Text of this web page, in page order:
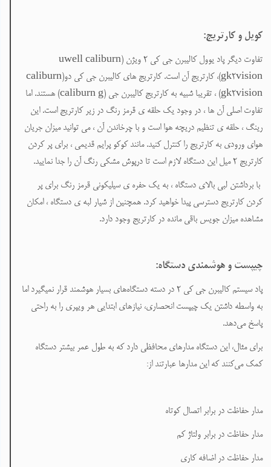
کویل و کارتریج:
تفاوت دیگر پاد یوول کالیبرن جی کی 2 ویژن (uwell caliburn
gk2vision)، کارتریج آن است. کارتریج های کالیبرن جی کی دو(caliburn
gk2vision) ، تقریبا شبیه به کارتریج کالیبرن جی (caliburn g) هستند. اما
تفاوت اصلی آن ها ، در وجود یک حلقه ی قرمز رنگ در زیر کارتریج است. این
رینگ ، حلقه ی تنظیم دریچه هوا است و با چرخاندن آن ، می توانید میزان جریان
هوای ورودی به کارتریج را کنترل کنید. مانند کوکو پرایم قدیمی ، برای پر کردن
کارتریج ۲ میل این دستگاه لازم است تا درپوش مشکی رنگ آن را جدا نمایید.
با برداشتن لبی بالای دستگاه ، به یک حفره ی سیلیکونی قرمز رنگ برای پر
کردن کارتریج دسترسی پیدا خواهید کرد. همچنین از شیار لبه ی دستگاه ، امکان
مشاهده میزان جویس باقی مانده در کارتریج وجود دارد.
چیپست و هوشمندی دستگاه:
پاد سیستم کالیبرن جی کی ۲ در دسته دستگاه‌های بسیار هوشمند قرار نمیگیرد اما
به واسطه داشتن یک چیپست انحصاری، نیازهای ابتدایی هر ویپری را به راحتی
پاسخ می‌دهد.
برای مثال، این دستگاه مدارهای محافظی دارد که به طول عمر بیشتر دستگاه
کمک می‌کنند که این مدارها عبارتند از:
مدار حفاظت در برابر اتصال کوتاه
مدار حفاظت در برابر ولتاژ کم
مدار حفاظت در اضافه کاری